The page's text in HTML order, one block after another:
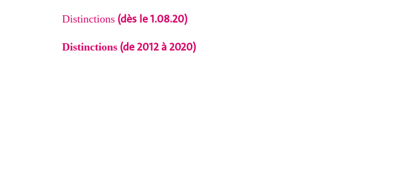
Distinctions (dès le 1.08.20)
Distinctions (de 2012 à 2020)